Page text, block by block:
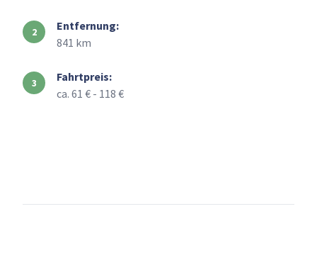
Entfernung:
841 km
Fahrtpreis:
ca. 61 € - 118 €